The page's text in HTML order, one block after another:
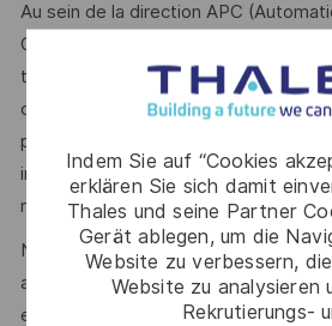
Indem Sie auf “Cookies
erklären Sie sich damit
Thales und seine Partner
Gerät ablegen, um die
Website zu verbessern,
Website zu analysieren
Rekrutierungs-
Au sein de la direction APC
Cloud), nous vivons une période
transformation technologique. Notre
composée d'experts talentueux et
partagent une vision commune :
infrastructures de demain tout en
niveau de sécurité.
Nous recherchons avant tout une
apporter sa pierre à l'édifice,
et grandir avec l'équipe.